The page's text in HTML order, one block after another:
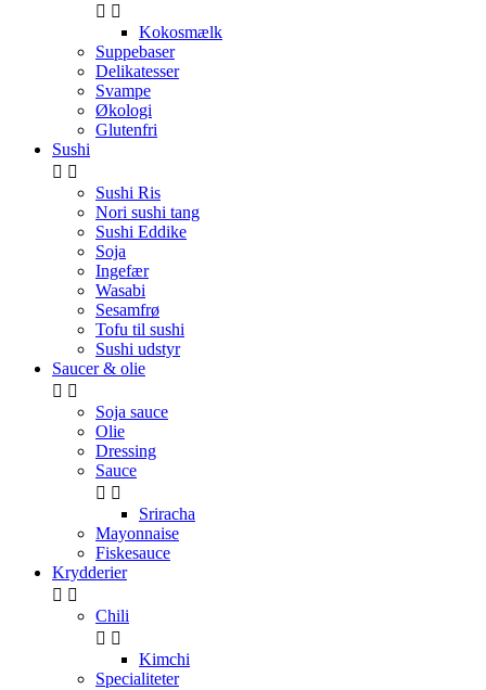
 
Kokosmælk
Suppebaser
Delikatesser
Svampe
Økologi
Glutenfri
Sushi
 
Sushi Ris
Nori sushi tang
Sushi Eddike
Soja
Ingefær
Wasabi
Sesamfrø
Tofu til sushi
Sushi udstyr
Saucer & olie
 
Soja sauce
Olie
Dressing
Sauce
 
Sriracha
Mayonnaise
Fiskesauce
Krydderier
 
Chili
 
Kimchi
Specialiteter